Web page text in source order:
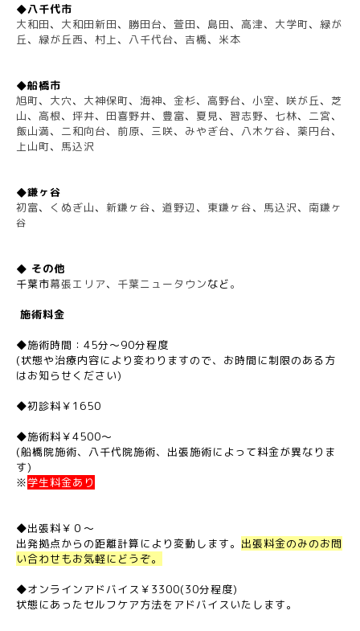
◆八千代市
大和田、 大和田新田、 勝田台、 萱田、 島田、 高津、 大学町、 緑が
丘、 緑が丘西、 村上、 八千代台、 吉橋、 米本
◆船橋市
旭町、 大穴、 大神保町、 海神、 金杉、 高野台、 小室、 咲が丘、 芝
山、 高根、 坪井、 田喜野井、 豊富、 夏見、 習志野、 七林、 二宮、
飯山満、 二和向台、 前原、 三咲、 みやぎ台、 八木ケ谷、 薬円台、
上山町、 馬込沢
◆鎌ヶ谷
初富、 くぬぎ山、 新鎌ヶ谷、 道野辺 、 東鎌ヶ谷、 馬込沢、 南鎌ヶ
谷
◆ その他
千葉市幕張エリア、 千葉ニュータウンなど。
施術料金
◆施術時間：45分～90分程度
(状態や治療内容により変わりますので、お時間に制限のある方
はお知らせください)
◆初診料￥1650
◆施術料￥4500～
(船橋院施術、八千代院施術、出張施術によって料金が異なりま
す)
※学生料金あり
◆出張料￥０～
出発拠点からの距離計算により変動します。 出張料金のみのお問
い合わせもお気軽にどうぞ。
◆オンラインアドバイス￥3300(30分程度)
状態にあったセルフケア方法をアドバイスいたします。